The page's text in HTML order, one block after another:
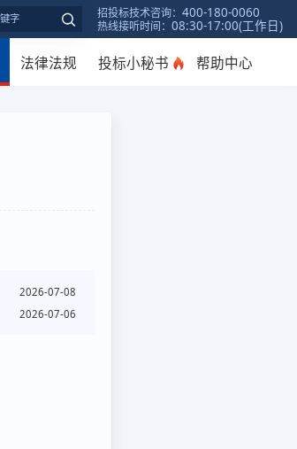
招投标技术咨询：400-180-0060
热线接听时间：08:30-17:00(工作日)
法律法规 投标小秘书 帮助中心
2026-07-08
2026-07-06